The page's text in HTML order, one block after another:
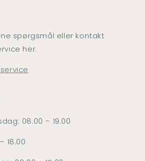
spørgsmål eller kontakt
her:
08.00 – 19.00
18.00